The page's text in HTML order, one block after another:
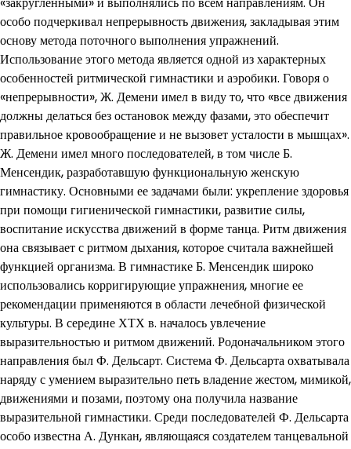
особо подчеркивал непрерывность движения, закладывая этим
основу метода поточного выполнения упражнений.
Использование этого метода является одной из характерных
особенностей ритмической гимнастики и аэробики. Говоря о
«непрерывности», Ж. Демени имел в виду то, что «все движения
должны делаться без остановок между фазами, это обеспечит
правильное кровообращение и не вызовет усталости в мышцах».
Ж. Демени имел много последователей, в том числе Б.
Менсендик, разработавшую функциональную женскую
гимнастику. Основными ее задачами были: укрепление здоровья
при помощи гигиенической гимнастики, развитие силы,
воспитание искусства движений в форме танца. Ритм движения
она связывает с ритмом дыхания, которое считала важнейшей
функцией организма. В гимнастике Б. Менсендик широко
использовались корригирующие упражнения, многие ее
рекомендации применяются в области лечебной физической
культуры. В середине ХТХ в. началось увлечение
выразительностью и ритмом движений. Родоначальником этого
направления был Ф. Дельсарт. Система Ф. Дельсарта охватывала
наряду с умением выразительно петь владение жестом, мимикой,
движениями и позами, поэтому она получила название
выразительной гимнастики. Среди последователей Ф. Дельсарта
особо известна А. Дункан, являющаяся создателем танцевальной